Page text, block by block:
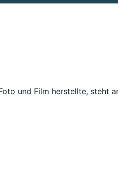
und Film herstellte, steht